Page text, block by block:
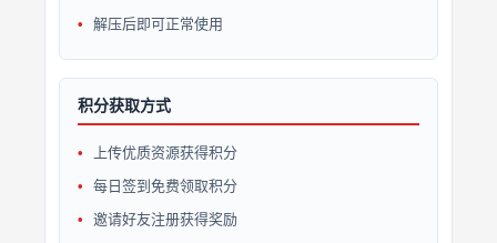
解压后即可正常使用
积分获取方式
上传优质资源获得积分
每日签到免费领取积分
邀请好友注册获得奖励